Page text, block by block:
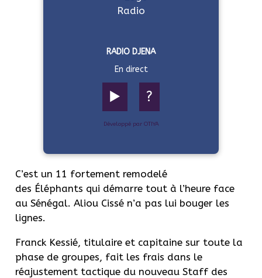
RADIO DJENA
En direct
▶️ ?
Développé par OTIYA
C’est un 11 fortement remodelé
des Éléphants qui démarre tout à l’heure face
au Sénégal. Aliou Cissé n’a pas lui bouger les
lignes.
Franck Kessié, titulaire et capitaine sur toute la
phase de groupes, fait les frais dans le
réajustement tactique du nouveau Staff des